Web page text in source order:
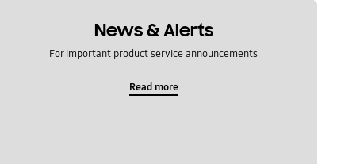
News & Alerts
For important product service announcements
Read more